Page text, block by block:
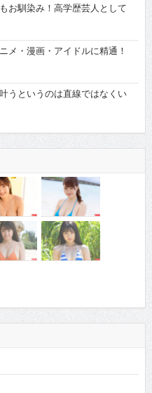
お馴染み！高学歴芸人として
・漫画・アイドルに精通！
というのは直線ではなくい